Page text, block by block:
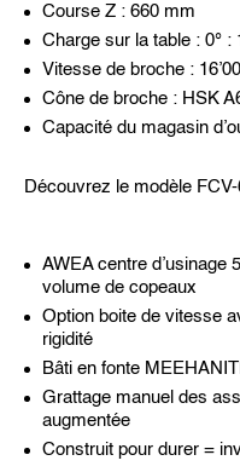
Course Z : 660 mm
Charge sur la table : 0° :
Vitesse de broche :
Cône de broche : HSK
Capacité du magasin
Découvrez le modèle
AWEA centre d’usinage
volume de copeaux
Option boite de vitesse
rigidité
Bâti en fonte
Grattage manuel des
augmentée
Construit pour durer =